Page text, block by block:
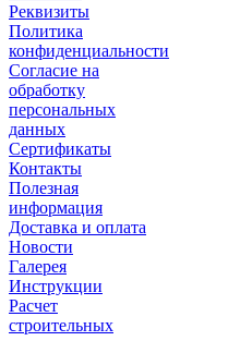
Реквизиты
Политика
конфиденциальности
Согласие на
обработку
персональных
данных
Сертификаты
Контакты
Полезная
информация
Доставка и оплата
Новости
Галерея
Инструкции
Расчет
строительных